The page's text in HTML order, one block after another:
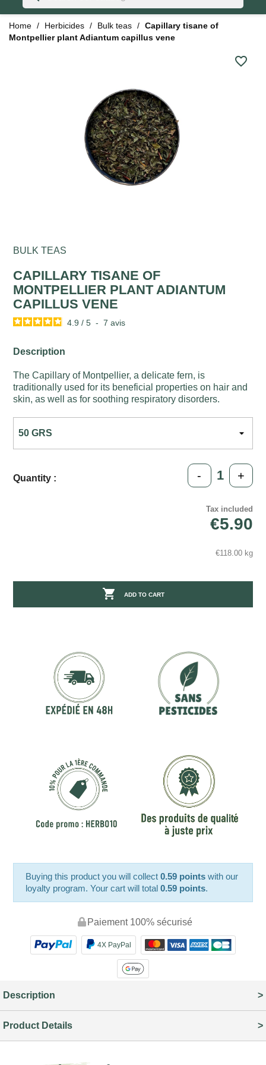
Home Herbicides Bulk teas
Capillary tisane of
Montpellier plant Adiantum capillus vene
favorite_border
BULK TEAS
CAPILLARY TISANE OF
MONTPELLIER PLANT ADIANTUM
CAPILLUS VENE
4.9 / 5 - 7avis
Description
The Capillary of Montpellier, a delicate fern, is
traditionally used for its beneficial properties on hair and
skin, as well as for soothing respiratory disorders.
Quantity : - +
Tax included
€5.90
€118.00 kg
 ADD TO CART
Buying this product you will collect0.59 points with our
loyalty program. Your cart will total0.59 points.
Paiement 100% sécurisé
4X PayPal
Description
Product Details